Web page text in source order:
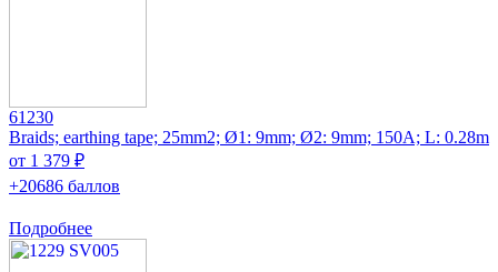
61230
Braids; earthing tape; 25mm2; Ø1: 9mm; Ø2: 9mm; 150A; L: 0.28m
от 1 379 ₽
+20686 баллов
Подробнее